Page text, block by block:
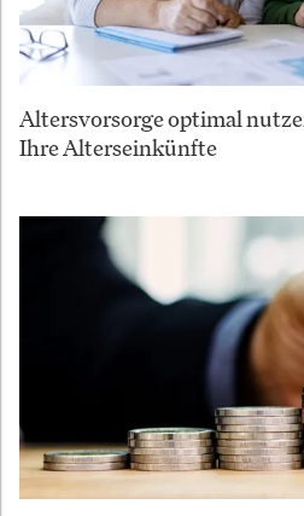
Altersvorsorge optimal
Ihre Alterseinkünfte